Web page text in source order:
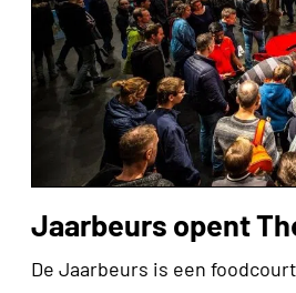
Jaarbeurs opent
De Jaarbeurs is een